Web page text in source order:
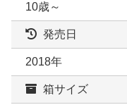
10歳～
発売日
2018年
箱サイズ